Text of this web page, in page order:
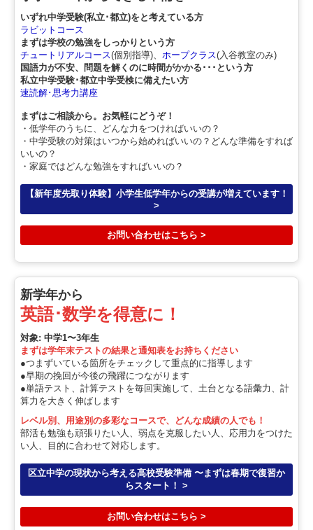
いずれ中学受験(私立･都立)をと考えている方
ラビットコース
まずは学校の勉強をしっかりという方
チュートリアルコース(個別指導)、 ホープクラス(入谷教室のみ)
国語力が不安、問題を解くのに時間がかかる･･･という方
私立中学受験･都立中学受検に備えたい方
速読解･思考力講座
まずはご相談から。お気軽にどうぞ！
・低学年のうちに、どんな力をつければいいの？
・中学受験の対策はいつから始めればいいの？どんな準備をすれば
いいの？
・家庭ではどんな勉強をすればいいの？
【新年度先取り体験】小学生低学年からの受講が増えています！
>
お問い合わせはこちら >
新学年から
英語･数学を得意に！
対象: 中学1〜3年生
まずは学年末テストの結果と通知表をお持ちください
●つまずいている箇所をチェックして重点的に指導します
●早期の挽回が今後の飛躍につながります
●単語テスト、計算テストを毎回実施して、土台となる語彙力、計
算力を大きく伸ばします
レベル別、用途別の多彩なコースで、どんな成績の人でも！
部活も勉強も頑張りたい人、弱点を克服したい人、応用力をつけた
い人、目的に合わせて対応します。
区立中学の現状から考える高校受験準備 〜まずは春期で復習か
らスタート！ >
お問い合わせはこちら >